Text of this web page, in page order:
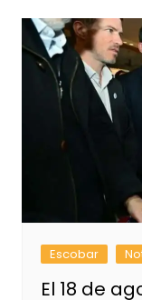
Escobar
El 18 de